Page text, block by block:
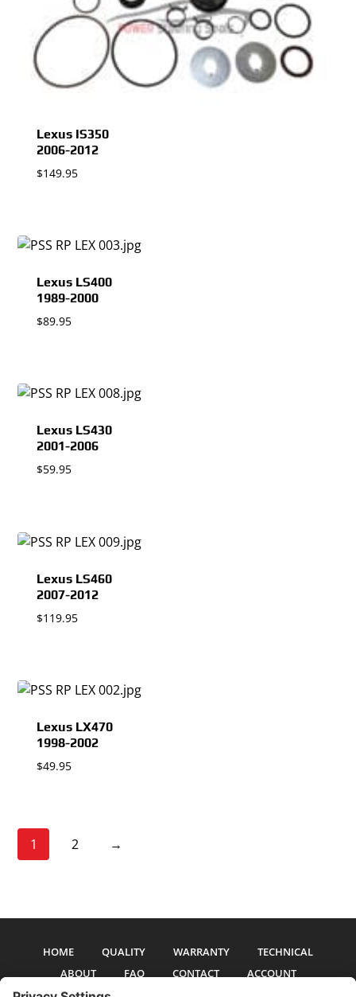
Lexus IS350
2006-2012
$149.95
Lexus LS400
1989-2000
$89.95
Lexus LS430
2001-2006
$59.95
Lexus LS460
2007-2012
$119.95
Lexus LX470
1998-2002
$49.95
1 2 →
HOME QUALITY WARRANTY
TECHNICAL
ABOUT
FAQ CONTACT ACCOUNT